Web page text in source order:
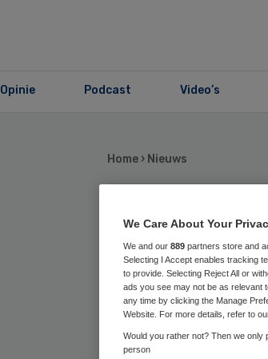
Opinie Podcast Video’s
Home › Nieuws
We Care About Your
We and our 889 partners store and
Selecting I Accept enables tracking
to provide. Selecting Reject All or
ads you see may not be as relevant
any time by clicking the Manage
Website. For more details, refer to
Would you rather not? Then we
person